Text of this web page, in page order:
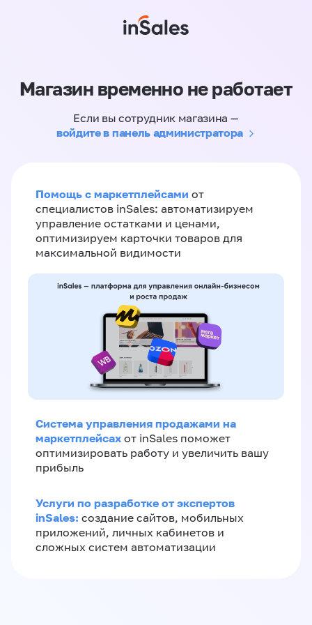
Магазин временно не работает
Если вы сотрудник магазина —
войдите в панель администратора
Помощь с маркетплейсами от
специалистов inSales: автоматизируем
управление остатками и ценами,
оптимизируем карточки товаров для
максимальной видимости
Система управления продажами на
маркетплейсах от inSales поможет
оптимизировать работу и увеличить вашу
прибыль
Услуги по разработке от экспертов
inSales: создание сайтов, мобильных
приложений, личных кабинетов и
сложных систем автоматизации